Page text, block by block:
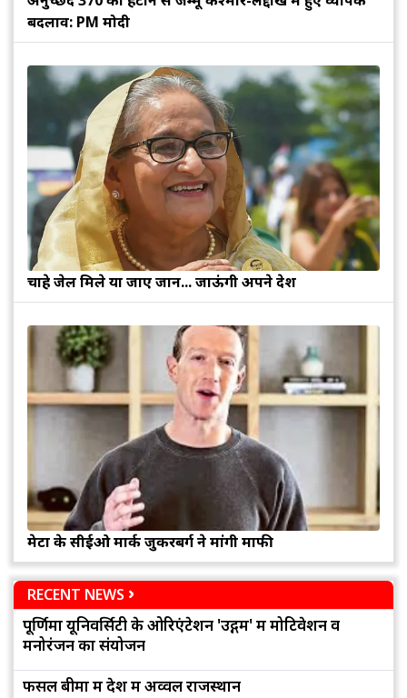
बदलाव: PM मोदी
चाहे जेल मिले या जाए जान... जाऊंगी अपने देश
मेटा के सीईओ मार्क जुकरबर्ग ने मांगी माफी
RECENT NEWS
पूर्णिमा यूनिवर्सिटी के ओरिएंटेशन 'उद्गम' में मोटिवेशन व
मनोरंजन का संयोजन
फसल बीमा में देश में अव्वल राजस्थान